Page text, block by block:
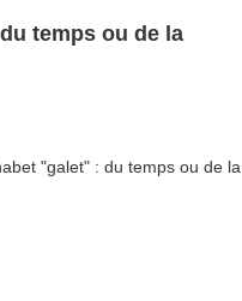
temps ou de la